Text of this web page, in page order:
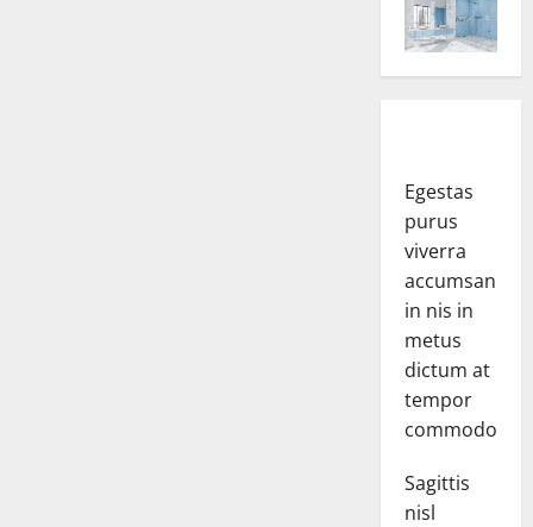
Egestas
purus
viverra
accumsan
in nis in
metus
dictum at
tempor
commodo.
Sagittis
nisl